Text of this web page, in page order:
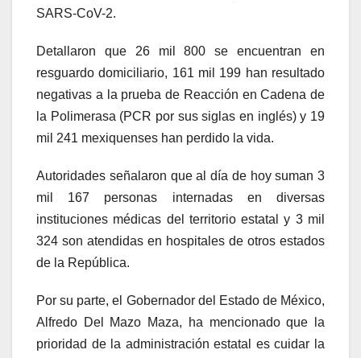
SARS-CoV-2.
Detallaron que 26 mil 800 se encuentran en
resguardo domiciliario, 161 mil 199 han resultado
negativas a la prueba de Reacción en Cadena de
la Polimerasa (PCR por sus siglas en inglés) y 19
mil 241 mexiquenses han perdido la vida.
Autoridades señalaron que al día de hoy suman 3
mil 167 personas internadas en diversas
instituciones médicas del territorio estatal y 3 mil
324 son atendidas en hospitales de otros estados
de la República.
Por su parte, el Gobernador del Estado de México,
Alfredo Del Mazo Maza, ha mencionado que la
prioridad de la administración estatal es cuidar la